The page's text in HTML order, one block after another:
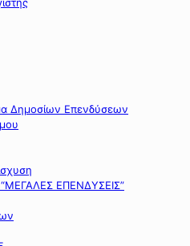
Δημοσίων Επενδύσεων
ΕΠΕΝΔΥΣΕΙΣ”